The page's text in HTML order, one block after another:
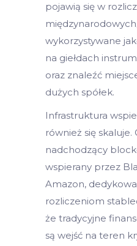
pojawią się w
wykorzystywane
na giełdach
oraz znaleźć
dużych spółek.
Infrastruktura
również się skaluje.
nadchodzący
wspierany przez
Amazon,
rozliczeniom
że tradycyjne
są wejść na teren